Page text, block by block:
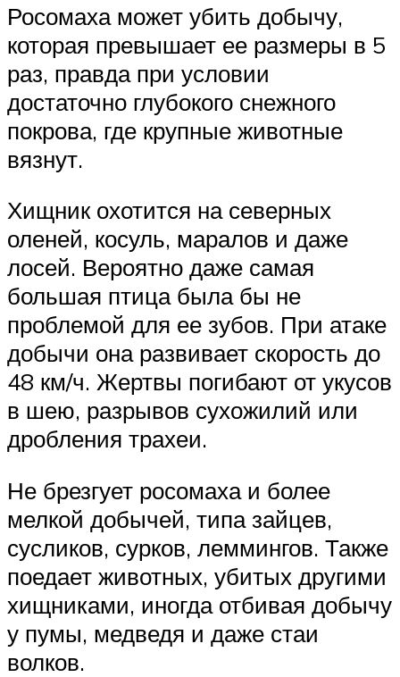
Росомаха может убить добычу,
которая превышает ее размеры в 5
раз, правда при условии
достаточно глубокого снежного
покрова, где крупные животные
вязнут.
Хищник охотится на северных
оленей, косуль, маралов и даже
лосей. Вероятно даже самая
большая птица была бы не
проблемой для ее зубов. При атаке
добычи она развивает скорость до
48 км/ч. Жертвы погибают от укусов
в шею, разрывов сухожилий или
дробления трахеи.
Не брезгует росомаха и более
мелкой добычей, типа зайцев,
сусликов, сурков, леммингов. Также
поедает животных, убитых другими
хищниками, иногда отбивая добычу
у пумы, медведя и даже стаи
волков.